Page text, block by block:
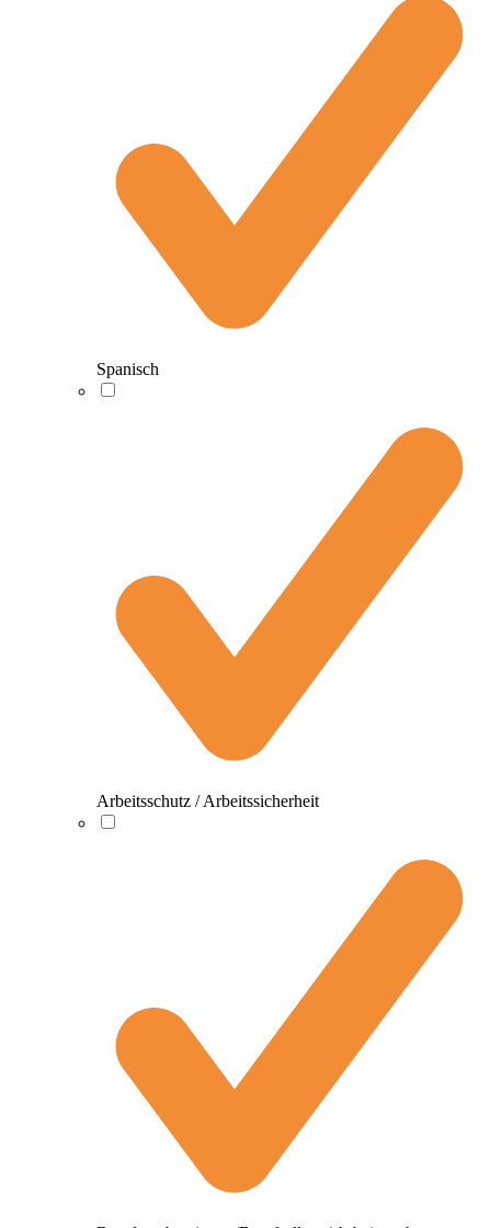
Spanisch
Arbeitsschutz / Arbeitssicherheit